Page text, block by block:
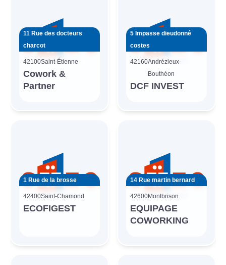
11 Rue des docteurs
charcot
42100Saint-Étienne
Cowork &
Partner
5 Impasse dieudonné
costes
42160Andrézieux-
Bouthéon
DCF INVEST
1 Rue de la brosse
42400Saint-Chamond
ECOFIGEST
14 Rue martin bernard
42600Montbrison
EQUIPAGE
COWORKING